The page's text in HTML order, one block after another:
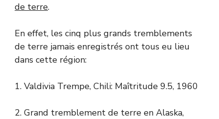
de terre.
En effet, les cinq plus grands tremblements
de terre jamais enregistrés ont tous eu lieu
dans cette région:
1. Valdivia Trempe, Chili: Maîtritude 9.5, 1960
2. Grand tremblement de terre en Alaska,